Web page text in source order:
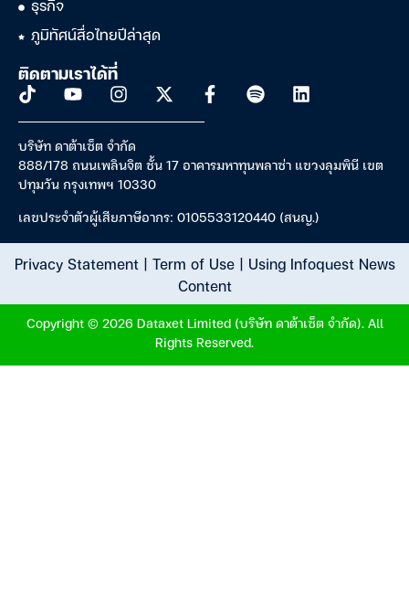
ธุรกิจ
ภูมิทัศน์สื่อไทยปีล่าสุด
ติดตามเราได้ที่
บริษัท ดาต้าเซ็ต จำกัด
888/178 ถนนเพลินจิต ชั้น 17 อาคารมหาทุนพลาซ่า แขวงลุมพินี เขต
ปทุมวัน กรุงเทพฯ 10330
เลขประจำตัวผู้เสียภาษีอากร: 0105533120440 (สนญ.)
Privacy Statement| Term of Use| Using Infoquest News
Content
Copyright © 2026 Dataxet Limited (บริษัท ดาต้าเซ็ต จำกัด). All
Rights Reserved.